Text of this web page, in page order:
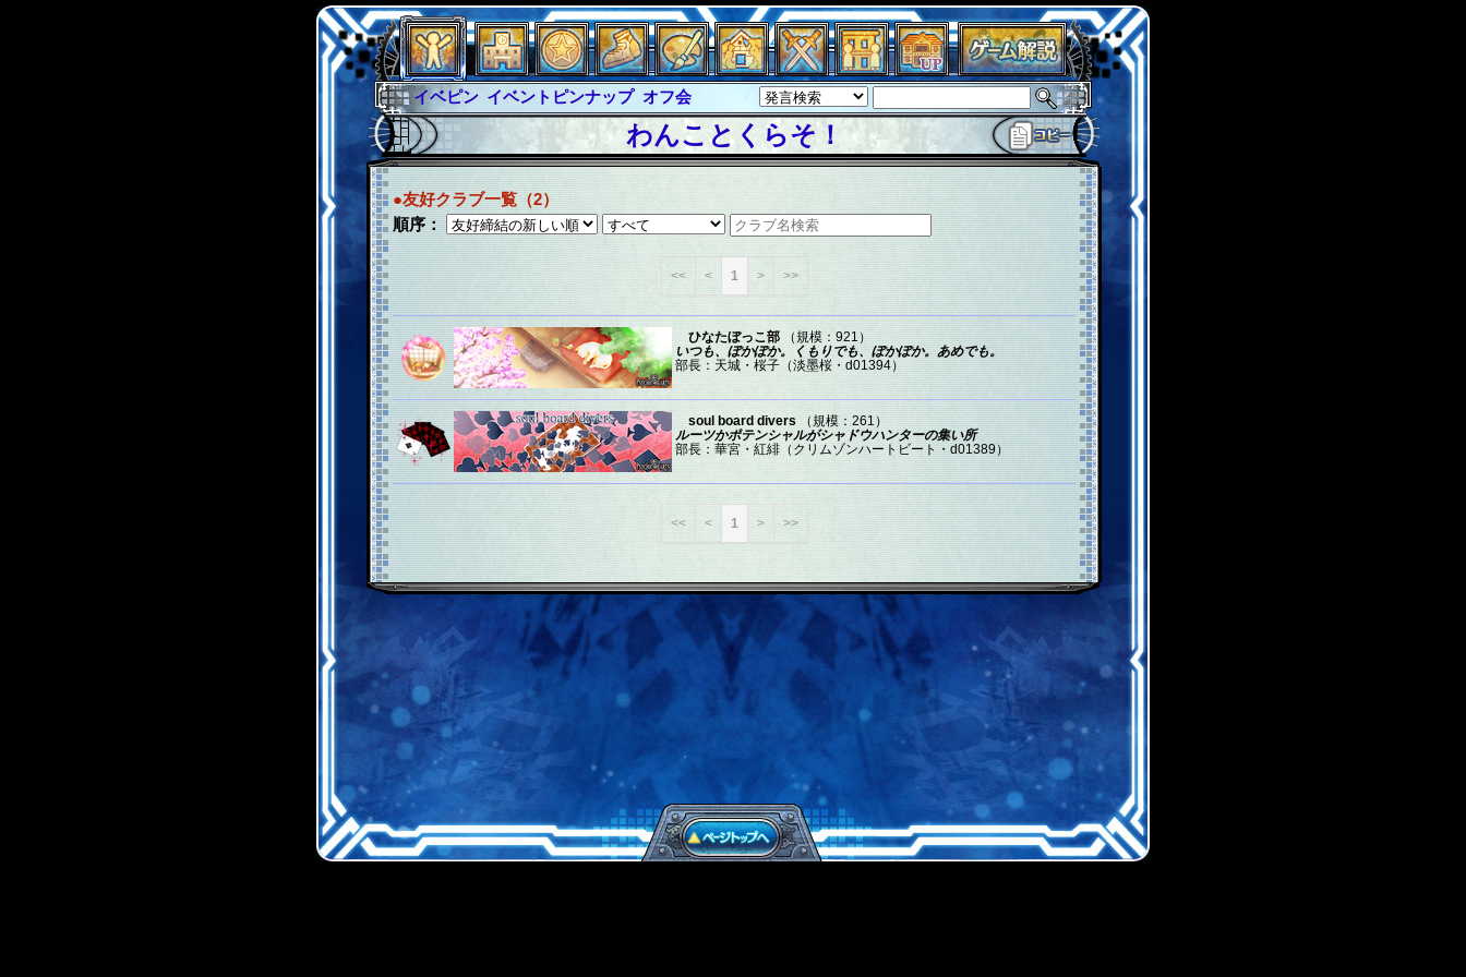
イベピン イベントピンナップ オフ会
グラシャ
グラシャ・ラボラス
グローバルジャスティス サイキックハーツ
サイキックハーツ大戦
シュラウド
ファイナル アブソーバー
わんことくらそ！
●友好クラブ一覧（2）
順序：
<< < 1 > >>
ひなたぼっこ部 （規模：921）
いつも、ぽかぽか。くもりでも、ぽかぽか。あめでも。
部長：天城・桜子（淡墨桜・d01394）
soul board divers （規模：261）
ルーツかポテンシャルがシャドウハンターの集い所
部長：華宮・紅緋（クリムゾンハートビート・d01389）
<< < 1 > >>